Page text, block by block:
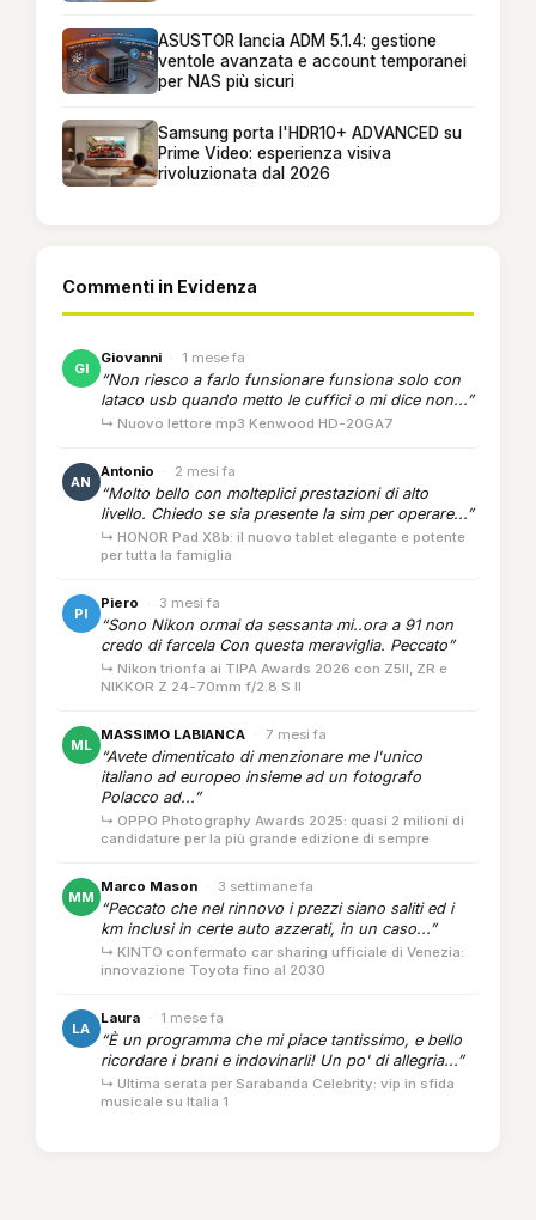
ASUSTOR lancia ADM 5.1.4: gestione
ventole avanzata e account temporanei
per NAS più sicuri
Samsung porta l'HDR10+ ADVANCED su
Prime Video: esperienza visiva
rivoluzionata dal 2026
Commenti in Evidenza
GI
Giovanni · 1 mese fa
“Non riesco a farlo funsionare funsiona solo con
lataco usb quando metto le cuffici o mi dice non...”
↳ Nuovo lettore mp3 Kenwood HD-20GA7
AN
Antonio · 2 mesi fa
“Molto bello con molteplici prestazioni di alto
livello. Chiedo se sia presente la sim per operare...”
↳ HONOR Pad X8b: il nuovo tablet elegante e potente
per tutta la famiglia
PI
Piero · 3 mesi fa
“Sono Nikon ormai da sessanta mi..ora a 91 non
credo di farcela Con questa meraviglia. Peccato”
↳ Nikon trionfa ai TIPA Awards 2026 con Z5II, ZR e
NIKKOR Z 24-70mm f/2.8 S II
ML
MASSIMO LABIANCA · 7 mesi fa
“Avete dimenticato di menzionare me l'unico
italiano ad europeo insieme ad un fotografo
Polacco ad...”
↳ OPPO Photography Awards 2025: quasi 2 milioni di
candidature per la più grande edizione di sempre
MM
Marco Mason · 3 settimane fa
“Peccato che nel rinnovo i prezzi siano saliti ed i
km inclusi in certe auto azzerati, in un caso...”
↳ KINTO confermato car sharing ufficiale di Venezia:
innovazione Toyota fino al 2030
LA
Laura · 1 mese fa
“È un programma che mi piace tantissimo, e bello
ricordare i brani e indovinarli! Un po' di allegria...”
↳ Ultima serata per Sarabanda Celebrity: vip in sfida
musicale su Italia 1